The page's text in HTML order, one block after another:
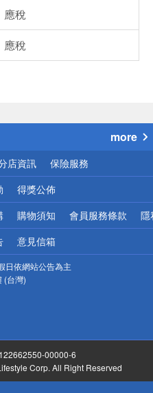
應稅
應稅
！
more
店資訊 保險服務
得獎公佈
購物須知 會員服務條款 隱
意見信箱
日依網站公告為主
(台灣)
00000-6
Corp. All Right Reserved